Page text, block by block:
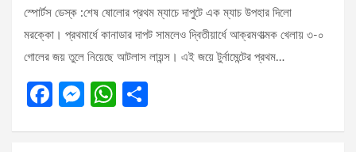
স্পোর্টস ডেস্ক :শেষ ষোলোর প্রথম ম্যাচে দাপুটে এক ম্যাচ উপহার দিলো
মরক্কো। প্রথমার্ধে কানাডার দাপট সামলেও দ্বিতীয়ার্ধে আক্রমণাত্মক খেলায় ৩-০
গোলের জয় তুলে নিয়েছে আটলাস লায়ন্স। এই জয়ে টুর্নামেন্টের প্রথম…
F
M W